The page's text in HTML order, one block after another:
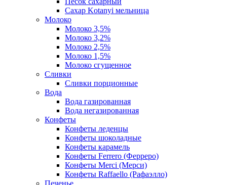
Сахар Kotanyi мельница
Молоко
Молоко 3,5%
Молоко 3,2%
Молоко 2,5%
Молоко 1,5%
Молоко сгущенное
Сливки
Сливки порционные
Вода
Вода газированная
Вода негазированная
Конфеты
Конфеты леденцы
Конфеты шоколадные
Конфеты карамель
Конфеты Ferrero (Ферреро)
Конфеты Merci (Мерси)
Конфеты Raffaello (Рафаэлло)
Печенье